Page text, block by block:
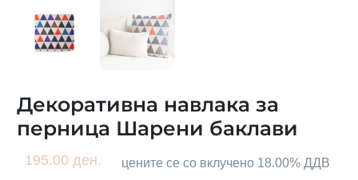
Декоративна навлака за
перница Шарени баклави
195.00 ден. цените се со вклучено 18.00% ДДВ